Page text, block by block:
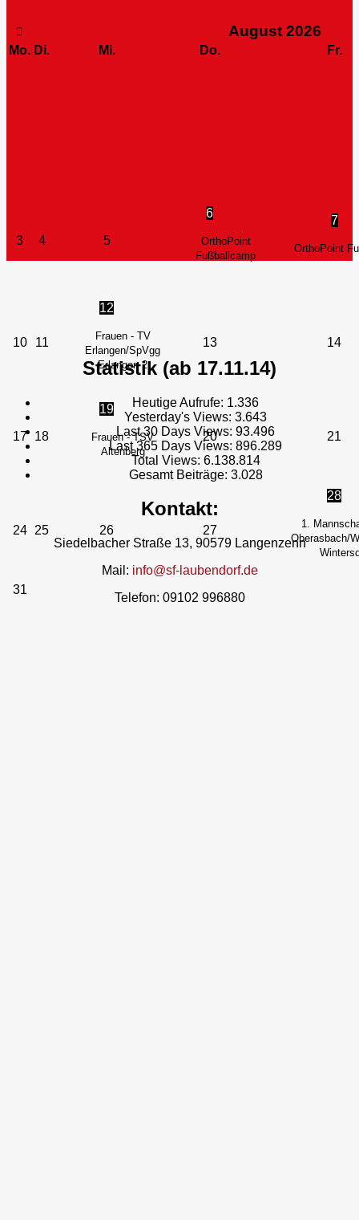
August 2026
Mo. Di. Mi. Do. Fr.
3 4 5
6
OrthoPoint
Fußballcamp
7
OrthoPoint
10 11
12
Frauen - TV
Erlangen/SpVgg
Erlangen 2
13 14
17 18
19
Frauen - TSV
Altenberg
20 21
24 25 26 27
28
1.
Oberasbach/
31
Statistik (ab 17.11.14)
Heutige Aufrufe: 1.336
Yesterday's Views: 3.643
Last 30 Days Views: 93.496
Last 365 Days Views: 896.289
Total Views: 6.138.814
Gesamt Beiträge: 3.028
Kontakt:
Siedelbacher Straße 13, 90579 Langenzenn
Mail: info@sf-laubendorf.de
Telefon: 09102 996880